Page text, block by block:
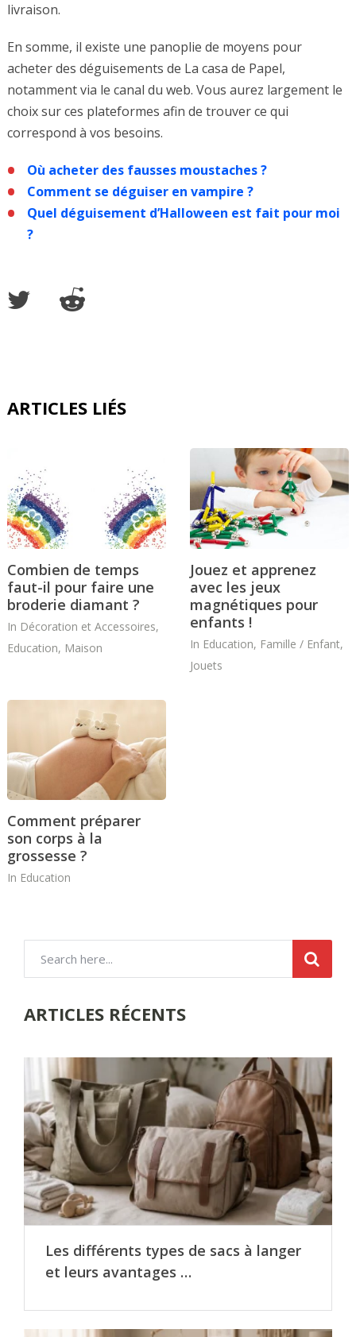
livraison.
En somme, il existe une panoplie de moyens pour
acheter des déguisements de La casa de Papel,
notamment via le canal du web. Vous aurez largement le
choix sur ces plateformes afin de trouver ce qui
correspond à vos besoins.
Où acheter des fausses moustaches ?
Comment se déguiser en vampire ?
Quel déguisement d’Halloween est fait pour moi
?
ARTICLES LIÉS
Combien de temps
faut-il pour faire une
broderie diamant ?
In Décoration et Accessoires,
Education, Maison
Jouez et apprenez
avec les jeux
magnétiques pour
enfants !
In Education, Famille / Enfant,
Jouets
Comment préparer
son corps à la
grossesse ?
In Education
ARTICLES RÉCENTS
Les différents types de sacs à langer
et leurs avantages …